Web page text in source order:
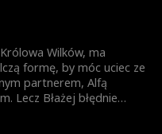
syna jest zagrożone,
Błażej zrozumiał
będzie już za późno?
Wilków, ma
formę, by móc uciec ze
partnerem, Alfą
Lecz Błażej błędnie